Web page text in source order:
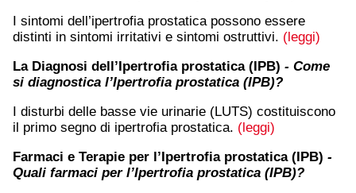
I sintomi dell’ipertrofia prostatica possono essere
distinti in sintomi irritativi e sintomi ostruttivi. (leggi)
La Diagnosi dell’Ipertrofia prostatica (IPB) - Come
si diagnostica l’Ipertrofia prostatica (IPB)?
I disturbi delle basse vie urinarie (LUTS) costituiscono
il primo segno di ipertrofia prostatica. (leggi)
Farmaci e Terapie per l’Ipertrofia prostatica (IPB) -
Quali farmaci per l’Ipertrofia prostatica (IPB)?